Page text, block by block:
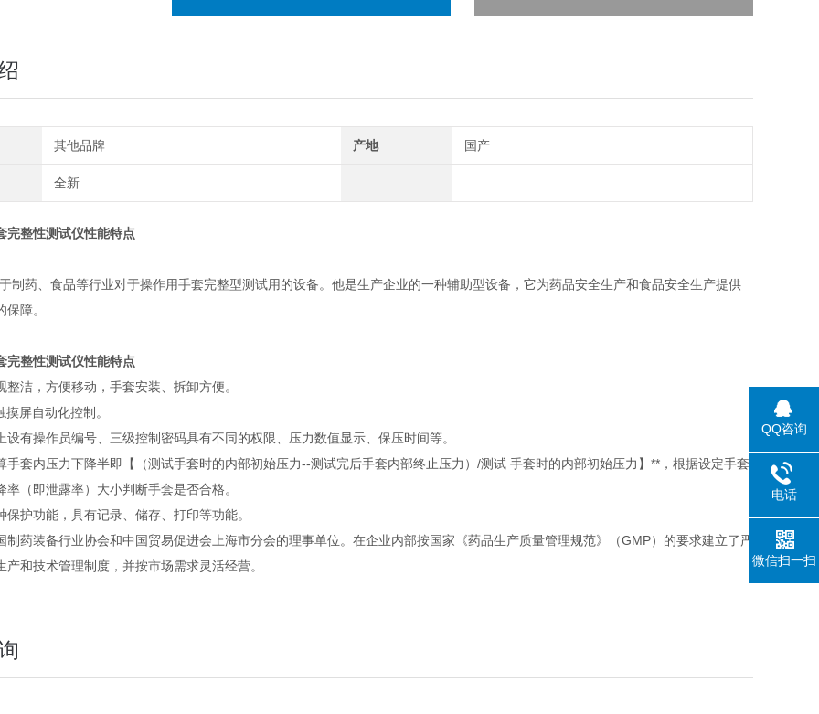
其他品牌 产地 国产
全新
完整性测试仪性能特点
药、食品等行业对于操作用手套完整型测试用的设备。他是生产企业的一种辅助型设备，它为药品安全生产和食品安全生产提供
障。
完整性测试仪性能特点
洁，方便移动，手套安装、拆卸方便。
屏自动化控制。
操作员编号、三级控制密码具有不同的权限、压力数值显示、保压时间等。
内压力下降半即【（测试手套时的内部初始压力--测试完后手套内部终止压力）/测试 手套时的内部初始压力】**，根据设定手套
率（即泄露率）大小判断手套是否合格。
护功能，具有记录、储存、打印等功能。
制药装备行业协会和中国贸易促进会上海市分会的理事单位。在企业内部按国家《药品生产质量管理规范》（GMP）的要求建立了严
产和技术管理制度，并按市场需求灵活经营。
QQ咨询
电话
微信扫一扫